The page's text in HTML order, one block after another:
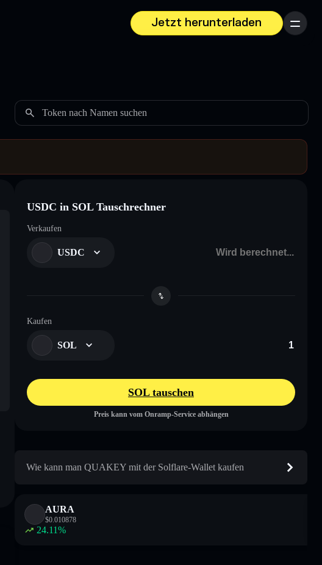
Jetzt herunterladen
Menü
Token nach Namen suchen
USDC in SOL Tauschrechner
Verkaufen
USDC
Kaufen
SOL
SOL tauschen
Preis kann vom Onramp-Service abhängen
Wie kann man QUAKEY mit der Solflare-Wallet kaufen
AURA
$0.010878
24.11%